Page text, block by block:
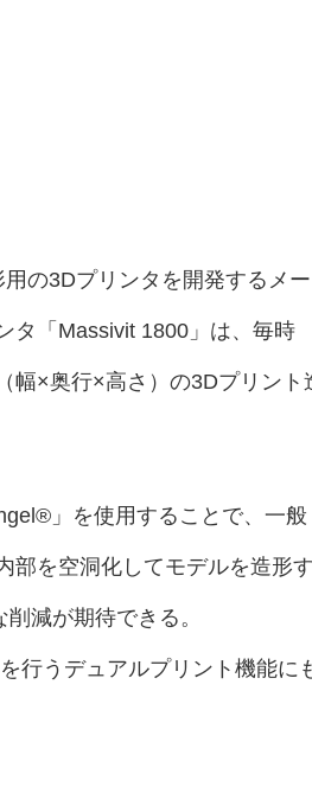
の3Dプリンタを開発するメー
タ「Massivit 1800」は、毎時
幅×奥行×高さ）の3Dプリント
」を使用することで、一般
部を空洞化してモデルを造形
減が期待できる。
行うデュアルプリント機能に